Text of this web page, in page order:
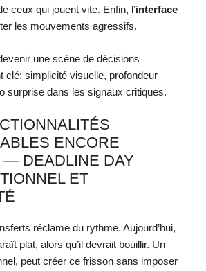
ceux qui jouent vite. Enfin, l’interface
les mouvements agressifs.
une scène de décisions
clé: simplicité visuelle, profondeur
surprise dans les signaux critiques.
ENCORE
— DEADLINE DAY
ET
réclame du rythme. Aujourd’hui,
plat, alors qu’il devrait bouillir. Un
peut créer ce frisson sans imposer